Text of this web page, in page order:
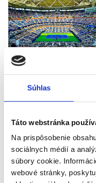
Súhlas
Táto webstránka
Na prispôsobenie
sociálnych médií a
súbory cookie.
webové stránky,